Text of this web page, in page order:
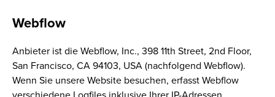
Webflow
Anbieter ist die Webflow, Inc., 398 11th Street, 2nd Floor,
San Francisco, CA 94103, USA (nachfolgend Webflow).
Wenn Sie unsere Website besuchen, erfasst Webflow